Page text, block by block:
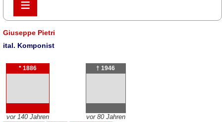
≡
≡
Giuseppe Pietri
ital. Komponist
* 1886
vor 140 Jahren
† 1946
vor 80 Jahren